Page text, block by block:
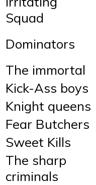
Squad
Dominators
The immortal
Kick-Ass boys
Knight queens
Fear Butchers
Sweet Kills
The sharp
criminals